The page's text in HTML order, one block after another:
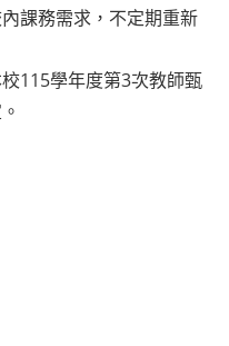
課務需求，不定期重新
115學年度第3次教師甄